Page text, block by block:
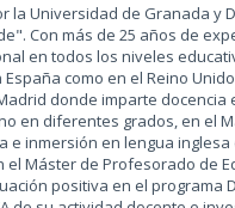
la Universidad de Granada y
Con más de 25 años de
en todos los niveles
como en el Reino
donde imparte
en diferentes grados, en el
e inmersión en lengua
el Máster de Profesorado de
positiva en el programa